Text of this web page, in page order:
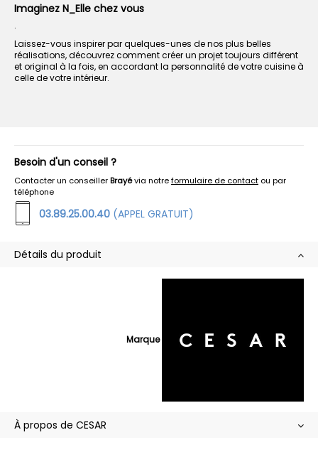
Imaginez N_Elle chez vous
.
Laissez-vous inspirer par quelques-unes de nos plus belles
réalisations, découvrez comment créer un projet toujours différent
et original à la fois, en accordant la personnalité de votre cuisine à
celle de votre intérieur.
Besoin d'un conseil ?
Contacter un conseillerBrayévia notreformulaire de contact ou par
téléphone
03.89.25.00.40 (APPEL GRATUIT)
Détails du produit
Marque
À propos de CESAR